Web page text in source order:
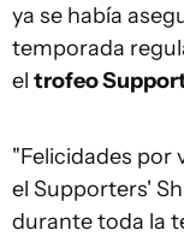
ya se había
temporada
el trofeo
"Felicidades por
el Supporters'
durante toda la